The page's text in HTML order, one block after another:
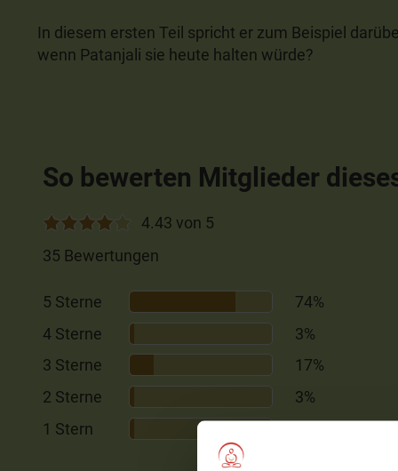
In diesem ersten Teil spricht er zum Beispiel
wenn Patanjali sie heute halten würde?
So bewerten Mitglieder
4.43 von 5
35 Bewertungen
5 Sterne
74%
4 Sterne
3%
3 Sterne
17%
2 Sterne
3%
1 Stern